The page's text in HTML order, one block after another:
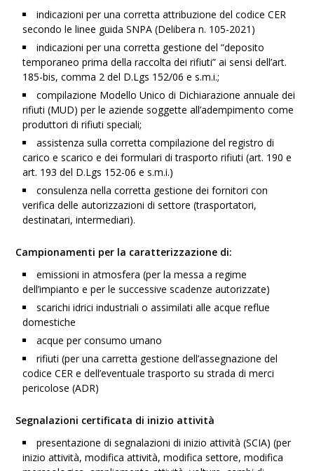
indicazioni per una corretta attribuzione del codice CER
secondo le linee guida SNPA (Delibera n. 105-2021)
indicazioni per una corretta gestione del “deposito
temporaneo prima della raccolta dei rifiuti” ai sensi dell’art.
185-bis, comma 2 del D.Lgs 152/06 e s.m.i.;
compilazione Modello Unico di Dichiarazione annuale dei
rifiuti (MUD) per le aziende soggette all’adempimento come
produttori di rifiuti speciali;
assistenza sulla corretta compilazione del registro di
carico e scarico e dei formulari di trasporto rifiuti (art. 190 e
art. 193 del D.Lgs 152-06 e s.m.i.)
consulenza nella corretta gestione dei fornitori con
verifica delle autorizzazioni di settore (trasportatori,
destinatari, intermediari).
Campionamenti per la caratterizzazione di:
emissioni in atmosfera (per la messa a regime
dell’impianto e per le successive scadenze autorizzate)
scarichi idrici industriali o assimilati alle acque reflue
domestiche
acque per consumo umano
rifiuti (per una carretta gestione dell’assegnazione del
codice CER e dell’eventuale trasporto su strada di merci
pericolose (ADR)
Segnalazioni certificata di inizio attività
presentazione di segnalazioni di inizio attività (SCIA) (per
inizio attività, modifica attività, modifica settore, modifica